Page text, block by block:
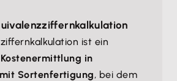
ist ein
in
Sortenfertigung, bei dem